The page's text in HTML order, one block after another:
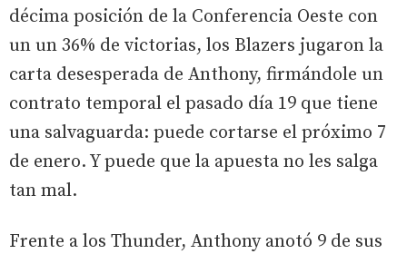
décima posición de la Conferencia Oeste con
un un 36% de victorias, los Blazers jugaron la
carta desesperada de Anthony, firmándole un
contrato temporal el pasado día 19 que tiene
una salvaguarda: puede cortarse el próximo 7
de enero. Y puede que la apuesta no les salga
tan mal.
Frente a los Thunder, Anthony anotó 9 de sus